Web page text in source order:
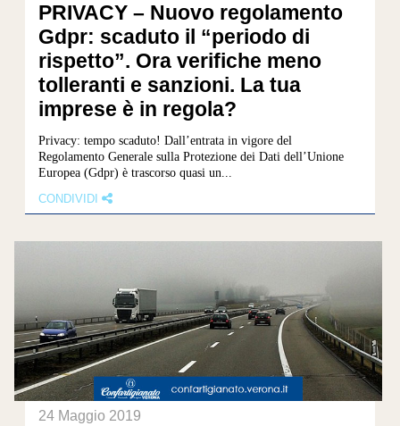
PRIVACY – Nuovo regolamento
Gdpr: scaduto il “periodo di
rispetto”. Ora verifiche meno
tolleranti e sanzioni. La tua
imprese è in regola?
Privacy: tempo scaduto! Dall’entrata in vigore del
Regolamento Generale sulla Protezione dei Dati dell’Unione
Europea (Gdpr) è trascorso quasi un...
CONDIVIDI
24 Maggio 2019